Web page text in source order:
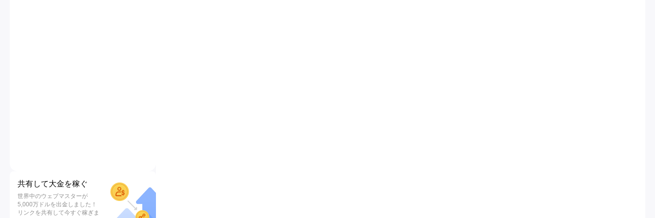
共有して大金を稼ぐ
世界中のウェブマスターが
5,000万ドルを出金しました！
リンクを共有して今すぐ稼ぎま